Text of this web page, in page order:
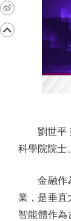
劉世平 美
科學院院士
金融作為
業，是垂直
智能體作為